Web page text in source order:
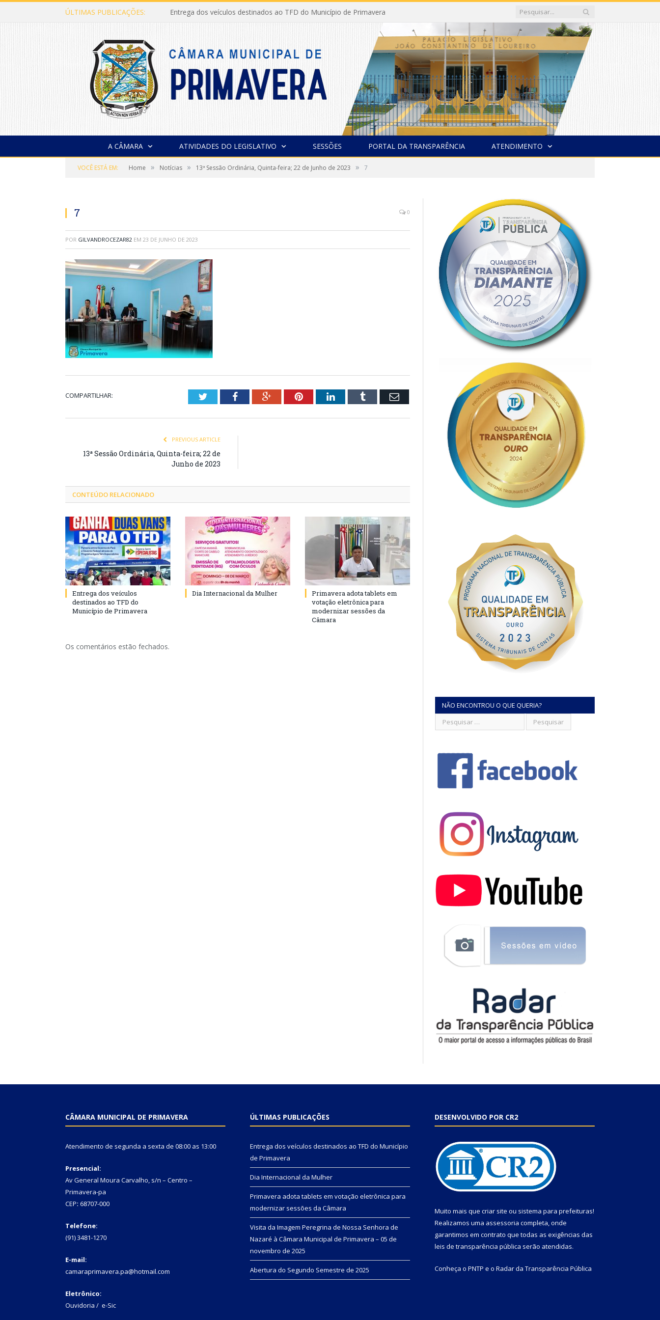
ÚLTIMAS PUBLICAÇÕES: Entrega dos veículos destinados ao TFD do Município de Primavera
A CÂMARA ATIVIDADES DO LEGISLATIVO SESSÕES PORTAL DA TRANSPARÊNCIA ATENDIMENTO
VOCÊ ESTÁ EM: Home » Notícias » 13ª Sessão Ordinária, Quinta-feira; 22 de Junho de 2023 » 7
7 0
POR GILVANDROCEZAR82 EM 23 DE JUNHO DE 2023
COMPARTILHAR: TwitterFacebookGoogle+PinterestLinkedInTumblr Email
PREVIOUS ARTICLE
13ª Sessão Ordinária, Quinta-feira; 22 de
Junho de 2023
CONTEÚDO RELACIONADO
Entrega dos veículos
destinados ao TFD do
Município de Primavera
Dia Internacional da Mulher
Primavera adota tablets em
votação eletrônica para
modernizar sessões da
Câmara
Os comentários estão fechados.
NÃO ENCONTROU O QUE QUERIA?
CÂMARA MUNICIPAL DE PRIMAVERA
Atendimento de segunda a sexta de 08:00 as 13:00
Presencial:
Av General Moura Carvalho, s/n – Centro –
Primavera-pa
CEP: 68707-000
Telefone:
(91) 3481-1270
E-mail:
camaraprimavera.pa@hotmail.com
Eletrônico:
Ouvidoria / e-Sic
ÚLTIMAS PUBLICAÇÕES
Entrega dos veículos destinados ao TFD do Município
de Primavera
Dia Internacional da Mulher
Primavera adota tablets em votação eletrônica para
modernizar sessões da Câmara
Visita da Imagem Peregrina de Nossa Senhora de
Nazaré à Câmara Municipal de Primavera – 05 de
novembro de 2025
Abertura do Segundo Semestre de 2025
DESENVOLVIDO POR CR2
Muito mais que criar site ou sistema para prefeituras!
Realizamos uma assessoria completa, onde
garantimos em contrato que todas as exigências das
leis de transparência pública serão atendidas.
Conheça o PNTP e o Radar da Transparência Pública